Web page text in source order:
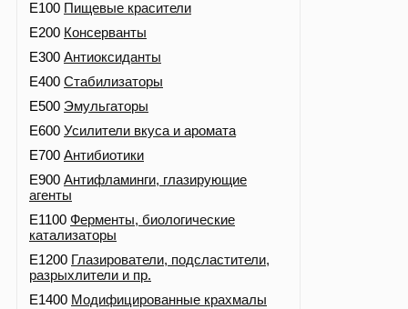
E100 Пищевые красители
E200 Консерванты
E300 Антиоксиданты
E400 Стабилизаторы
E500 Эмульгаторы
E600 Усилители вкуса и аромата
E700 Антибиотики
E900 Антифламинги, глазирующие
агенты
E1100 Ферменты, биологические
катализаторы
E1200 Глазирователи, подсластители,
разрыхлители и пр.
E1400 Модифицированные крахмалы